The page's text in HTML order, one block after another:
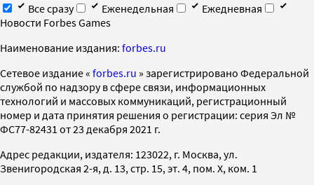
Все сразу
Еженедельная
Ежедневная
Новости Forbes Games
Наименование издания: forbes.ru
Cетевое издание « forbes.ru » зарегистрировано Федеральной
службой по надзору в сфере связи, информационных
технологий и массовых коммуникаций, регистрационный
номер и дата принятия решения о регистрации: серия Эл №
ФС77-82431 от 23 декабря 2021 г.
Адрес редакции, издателя: 123022, г. Москва, ул.
Звенигородская 2-я, д. 13, стр. 15, эт. 4, пом. X, ком. 1